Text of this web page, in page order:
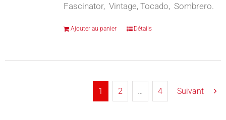
Fascinator, Vintage, Tocado, Sombrero.
Ajouter au panier Détails
1 2 4 Suivant